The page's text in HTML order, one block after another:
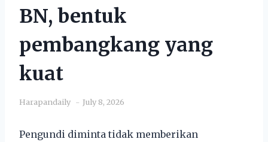
BN, bentuk
pembangkang yang
kuat
Harapandaily July 8, 2026
Pengundi diminta tidak memberikan